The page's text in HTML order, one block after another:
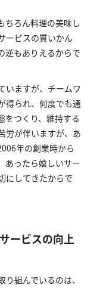
ちろん料理の美味し
ービスの質いかん
逆もありえるからで
いますが、チームワ
得られ、何度でも通
をつくり、維持する
労が伴いますが、あ
年の創業時から
あったら嬉しいサー
にしてきたからで
ービスの向上
組んでいるのは、